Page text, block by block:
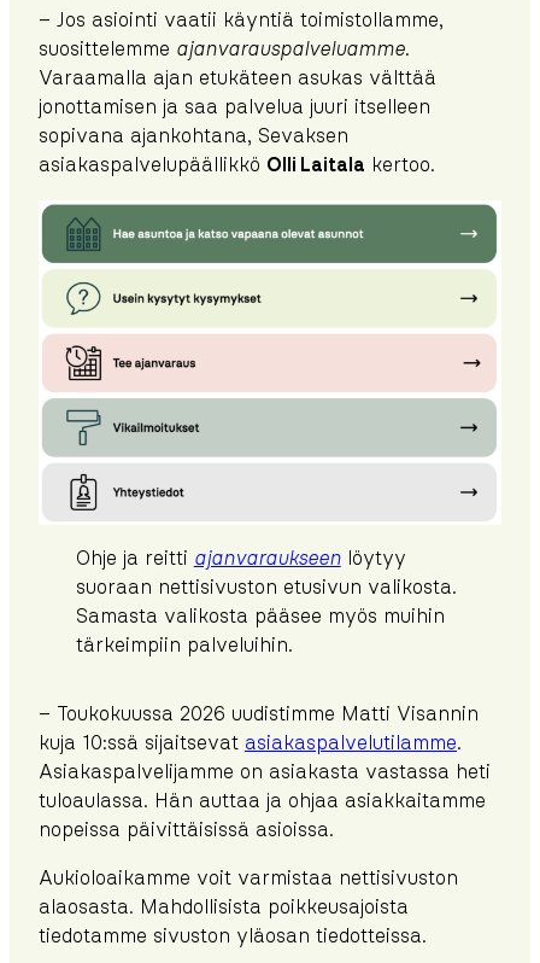
– Jos asiointi vaatii käyntiä toimistollamme,
suosittelemme ajanvarauspalveluamme.
Varaamalla ajan etukäteen asukas välttää
jonottamisen ja saa palvelua juuri itselleen
sopivana ajankohtana, Sevaksen
asiakaspalvelupäällikkö Olli Laitala kertoo.
Ohje ja reitti ajanvaraukseenlöytyy
suoraan nettisivuston etusivun valikosta.
Samasta valikosta pääsee myös muihin
tärkeimpiin palveluihin.
– Toukokuussa 2026 uudistimme Matti Visannin
kuja 10:ssä sijaitsevat asiakaspalvelutilamme.
Asiakaspalvelijamme on asiakasta vastassa heti
tuloaulassa. Hän auttaa ja ohjaa asiakkaitamme
nopeissa päivittäisissä asioissa.
Aukioloaikamme voit varmistaa nettisivuston
alaosasta. Mahdollisista poikkeusajoista
tiedotamme sivuston yläosan tiedotteissa.